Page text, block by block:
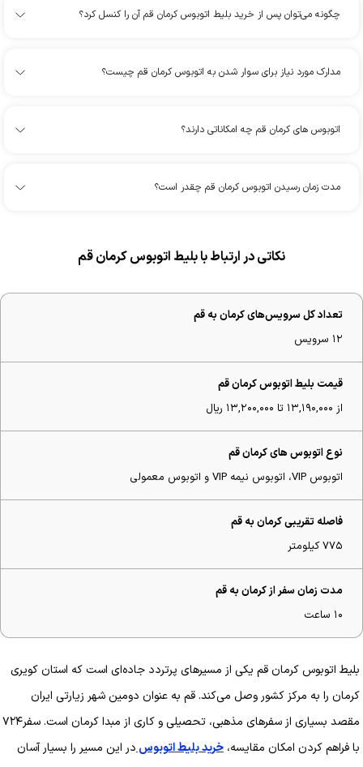
چگونه می‌توان پس از خرید بلیط اتوبوس کرمان قم آن را کنسل کرد؟
مدارک مورد نیاز برای سوار شدن به اتوبوس کرمان قم چیست؟
اتوبوس های کرمان قم چه امکاناتی دارند؟
مدت زمان رسیدن اتوبوس کرمان قم چقدر است؟
نکاتی در ارتباط با بلیط اتوبوس کرمان قم
تعداد کل سرویس‌های کرمان به قم
۱۲ سرویس
قیمت بلیط اتوبوس کرمان قم
از ۱۳,۱۹۰,۰۰۰ تا ۱۳,۲۰۰,۰۰۰ ریال
نوع اتوبوس های کرمان قم
اتوبوس VIP، اتوبوس نیمه VIP و اتوبوس معمولی
فاصله تقریبی کرمان به قم
۷۷۵ کیلومتر
مدت زمان سفر از کرمان به قم
۱۰ ساعت
بلیط اتوبوس کرمان قم یکی از مسیرهای پرتردد جاده‌ای است که استان کویری
کرمان را به مرکز کشور وصل می‌کند. قم به عنوان دومین شهر زیارتی ایران
مقصد بسیاری از سفرهای مذهبی، تحصیلی و کاری از مبدا کرمان است. سفر۷۲۴
با فراهم کردن امکان مقایسه، خرید بلیط اتوبوسدر این مسیر را بسیار آسان